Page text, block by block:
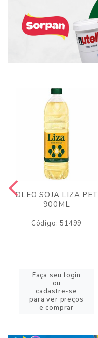
OLEO SOJA LIZA PET
900ML
Código: 51499
Faça seu login
ou
cadastre-se
para ver preços
e comprar